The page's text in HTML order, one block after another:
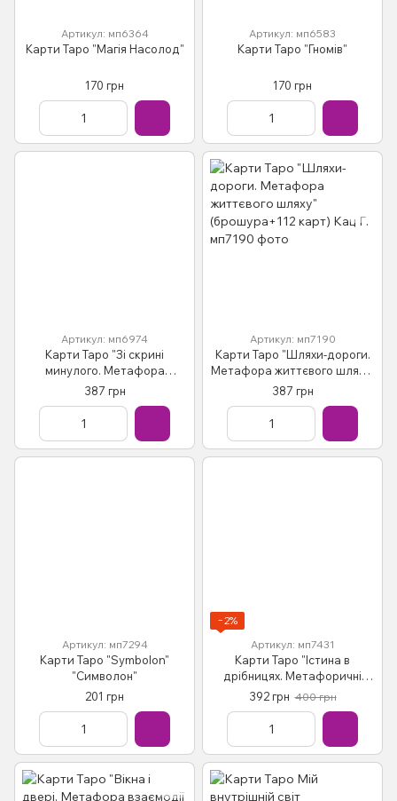
Артикул: мп6364
Карти Таро "Магія Насолод"
170 грн
Артикул: мп6583
Карти Таро "Гномів"
170 грн
Артикул: мп6974
Карти Таро "Зі скрині
минулого. Метафора
дитячих переживань"
(брошура+96 карт) Кац Г.
387 грн
Артикул: мп7190
Карти Таро "Шляхи-дороги.
Метафора життєвого шляху"
(брошура+112 карт) Кац Г.
387 грн
Артикул: мп7294
Карти Таро "Symbolon"
"Символон"
201 грн
−2%
Артикул: мп7431
Карти Таро "Істина в
дрібницях. Метафоричні
асоціативні карти" (38 карт)
Доломанська Н.
392 грн 400 грн